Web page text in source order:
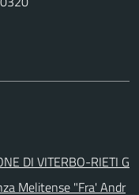
DI VITERBO-RIETI G
Melitense "Fra' Andr